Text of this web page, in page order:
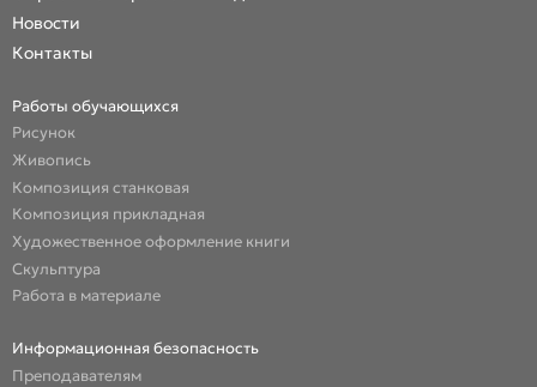
Новости
Контакты
Работы обучающихся
Рисунок
Живопись
Композиция станковая
Композиция прикладная
Художественное оформление книги
Скульптура
Работа в материале
Информационная безопасность
Преподавателям